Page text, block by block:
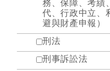
務、保障、考績
代、行政中立、
避與財產申報）
刑法
刑事訴訟法